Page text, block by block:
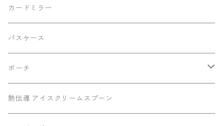
改良前バージョン
切り離しバックル2023Ver.
カードミラー
パスケース
ポーチ
底マチミニポーチ
熱伝導 アイスクリームスプーン